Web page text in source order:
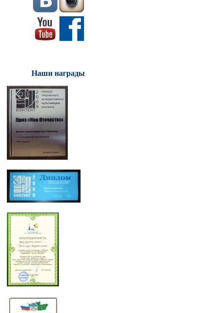
Наши награды